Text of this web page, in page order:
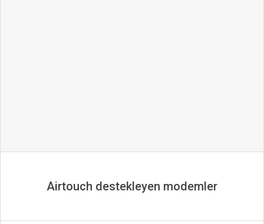
Airtouch destekleyen modemler